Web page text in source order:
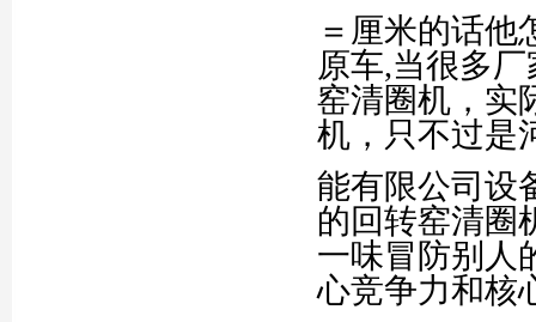
＝厘米的话他
原车,当很多
窑清圈机，实
机，只不过是
能有限公司设
的回转窑清圈
一味冒防别人
心竞争力和核